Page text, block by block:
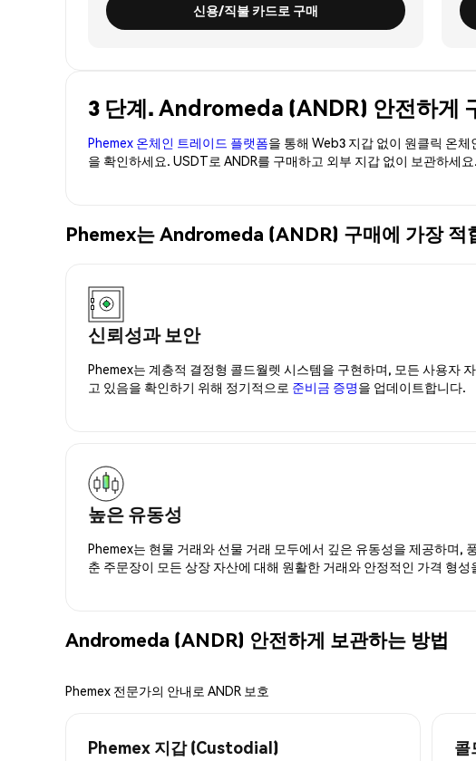
신용/직불 카드로 구매
3 단계. Andromeda (ANDR) 안전하게
Phemex 온체인 트레이드 플랫폼을 통해 Web3 지갑 없이 원클릭 온
을 확인하세요. USDT로 ANDR를 구매하고 외부 지갑 없이 보관하세
Phemex는 Andromeda (ANDR) 구매에 가장 적
신뢰성과 보안
Phemex는 계층적 결정형 콜드월렛 시스템을 구현하며, 모든 사용자
고 있음을 확인하기 위해 정기적으로 준비금 증명을 업데이트합니다.
높은 유동성
Phemex는 현물 거래와 선물 거래 모두에서 깊은 유동성을 제공하며,
춘 주문장이 모든 상장 자산에 대해 원활한 거래와 안정적인 가격 형성
Andromeda (ANDR) 안전하게 보관하는 방법
Phemex 전문가의 안내로 ANDR 보호
Phemex 지갑 (Custodial) 콜